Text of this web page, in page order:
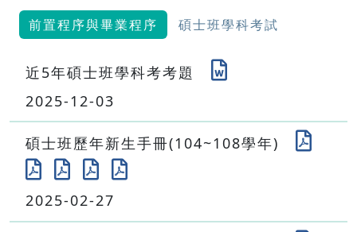
前置程序與畢業程序 碩士班學科考試
近5年碩士班學科考考題
2025-12-03
碩士班歷年新生手冊(104~108學年)
2025-02-27